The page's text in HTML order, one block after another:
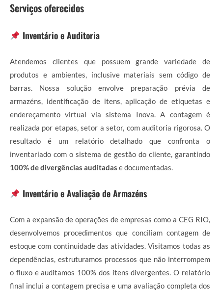
Serviços oferecidos
Inventário e Auditoria
Atendemos clientes que possuem grande variedade de
produtos e ambientes, inclusive materiais sem código de
barras. Nossa solução envolve preparação prévia de
armazéns, identificação de itens, aplicação de etiquetas e
endereçamento virtual via sistema Inova. A contagem é
realizada por etapas, setor a setor, com auditoria rigorosa. O
resultado é um relatório detalhado que confronta o
inventariado com o sistema de gestão do cliente, garantindo
100% de divergências auditadas e documentadas.
Inventário e Avaliação de Armazéns
Com a expansão de operações de empresas como a CEG RIO,
desenvolvemos procedimentos que conciliam contagem de
estoque com continuidade das atividades. Visitamos todas as
dependências, estruturamos processos que não interrompem
o fluxo e auditamos 100% dos itens divergentes. O relatório
final inclui a contagem precisa e uma avaliação completa dos